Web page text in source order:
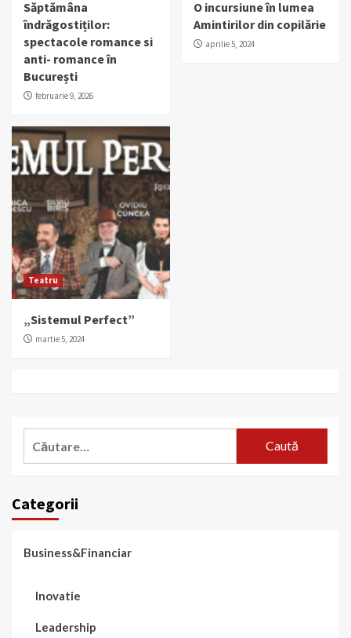
Săptămâna
îndrăgostiților:
spectacole romance si
anti- romance în
București
februarie 9, 2026
O incursiune în lumea
Amintirilor din copilărie
aprilie 5, 2024
Teatru
„Sistemul Perfect”
martie 5, 2024
Categorii
Business&Financiar
Inovatie
Leadership